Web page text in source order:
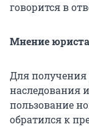
говорится в
Мнение
Для получения
наследования
пользование
обратился к